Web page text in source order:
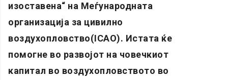
изоставена“ на Меѓународната
организација за цивилно
воздухопловство(ICAO). Истата ќе
помогне во развојот на човечкиот
капитал во воздухопловството во